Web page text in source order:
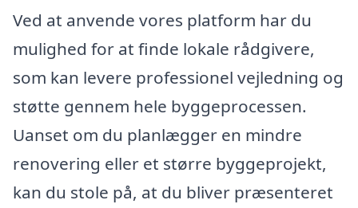
Ved at anvende vores platform har du
mulighed for at finde lokale rådgivere,
som kan levere professionel vejledning og
støtte gennem hele byggeprocessen.
Uanset om du planlægger en mindre
renovering eller et større byggeprojekt,
kan du stole på, at du bliver præsenteret